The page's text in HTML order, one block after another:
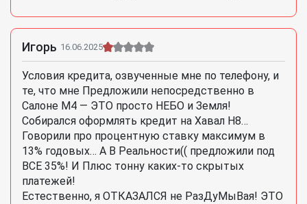
Игорь 16.06.2025
Условия кредита, озвученные мне по телефону, и
те, что мне Предложили непосредственно в
Салоне М4 — ЭТО просто НЕБО и Земля!
Собирался оформлять кредит на Хавал Н8…
Говорили про процентную ставку максимум в
13% годовых… А В Реальности(( предложили под
ВСЕ 35%! И Плюс тонну каких-то скрытых
платежей!
Естественно, я ОТКАЗАЛСЯ не РазДуМыВая! ЭТО